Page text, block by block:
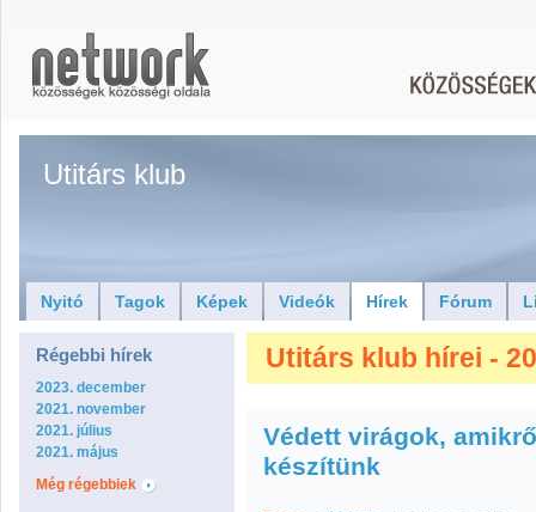
Utitárs klub
Nyitó Tagok Képek Videók Hírek Fórum
Régebbi hírek
2023. december
2021. november
2021. július
2021. május
Még régebbiek
Utitárs klub hírei -
Védett virágok,
készítünk